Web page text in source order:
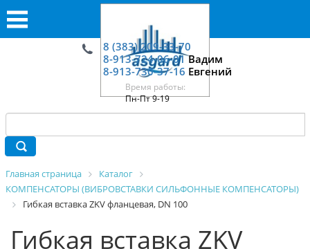
8 (383) 209-33-70
8-913-724-06-01Вадим
8-913-730-37-16 Евгений
Время работы:
Пн-Пт 9-19
Главная страница
Каталог
КОМПЕНСАТОРЫ (ВИБРОВСТАВКИ СИЛЬФОННЫЕ КОМПЕНСАТОРЫ)
Гибкая вставка ZKV фланцевая, DN 100
Гибкая вставка ZKV